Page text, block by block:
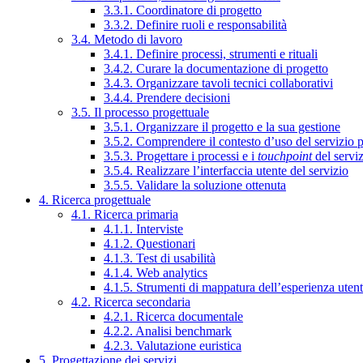
3.3.1. Coordinatore di progetto
3.3.2. Definire ruoli e responsabilità
3.4. Metodo di lavoro
3.4.1. Definire processi, strumenti e rituali
3.4.2. Curare la documentazione di progetto
3.4.3. Organizzare tavoli tecnici collaborativi
3.4.4. Prendere decisioni
3.5. Il processo progettuale
3.5.1. Organizzare il progetto e la sua gestione
3.5.2. Comprendere il contesto d’uso del servizio
3.5.3. Progettare i processi e i touchpointdel
3.5.4. Realizzare l’interfaccia utente del servizio
3.5.5. Validare la soluzione ottenuta
4. Ricerca progettuale
4.1. Ricerca primaria
4.1.1. Interviste
4.1.2. Questionari
4.1.3. Test di usabilità
4.1.4. Web analytics
4.1.5. Strumenti di mappatura dell’esperienza
4.2. Ricerca secondaria
4.2.1. Ricerca documentale
4.2.2. Analisi benchmark
4.2.3. Valutazione euristica
5. Progettazione dei servizi